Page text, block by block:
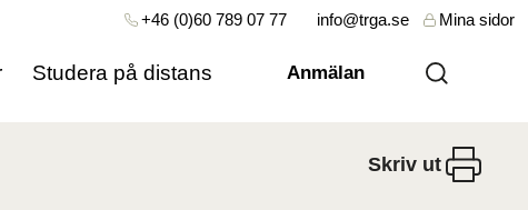
+46 (0)60 789 07 77 info@trga.se Mina sidor
Studera på distans Anmälan
Skriv ut